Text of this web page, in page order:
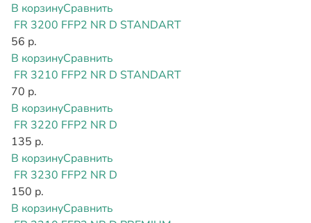
В корзинуСравнить
FR 3200 FFP2 NR D STANDART
56 р.
В корзинуСравнить
FR 3210 FFP2 NR D STANDART
70 р.
В корзинуСравнить
FR 3220 FFP2 NR D
135 р.
В корзинуСравнить
FR 3230 FFP2 NR D
150 р.
В корзинуСравнить